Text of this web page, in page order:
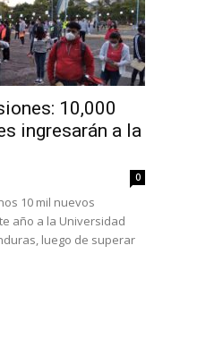
10,000
ingresarán a la
0
10 mil nuevos
año a la Universidad
luego de superar